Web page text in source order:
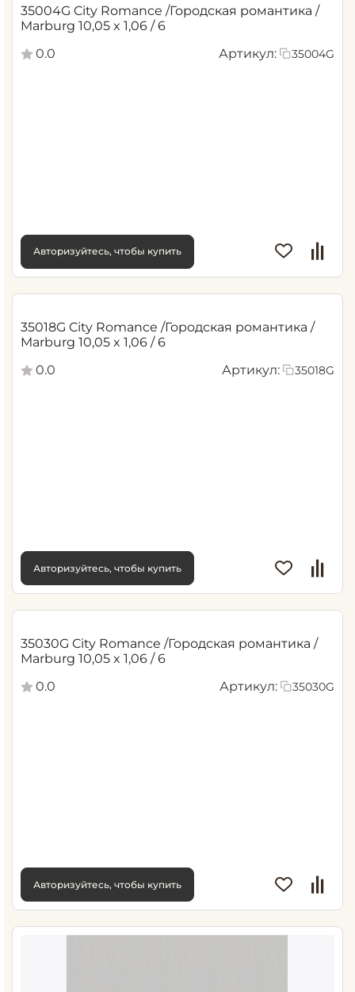
35004G City Romance /Городская романтика /
Marburg 10,05 x 1,06 / 6
0.0
Артикул: 35004G
Авторизуйтесь, чтобы купить
35018G City Romance /Городская романтика /
Marburg 10,05 x 1,06 / 6
0.0
Артикул: 35018G
Авторизуйтесь, чтобы купить
35030G City Romance /Городская романтика /
Marburg 10,05 x 1,06 / 6
0.0
Артикул: 35030G
Авторизуйтесь, чтобы купить